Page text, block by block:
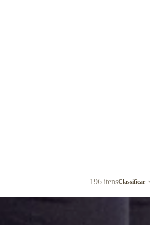
196 itensClassificar